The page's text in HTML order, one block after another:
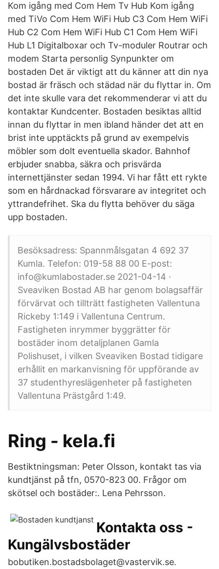
Kom igång med Com Hem Tv Hub Kom igång
med TiVo Com Hem WiFi Hub C3 Com Hem WiFi
Hub C2 Com Hem WiFi Hub C1 Com Hem WiFi
Hub L1 Digitalboxar och Tv-moduler Routrar och
modem Starta personlig Synpunkter om
bostaden Det är viktigt att du känner att din nya
bostad är fräsch och städad när du flyttar in. Om
det inte skulle vara det rekommenderar vi att du
kontaktar Kundcenter. Bostaden besiktas alltid
innan du flyttar in men ibland händer det att en
brist inte upptäckts på grund av exempelvis
möbler som dolt eventuella skador. Bahnhof
erbjuder snabba, säkra och prisvärda
internettjänster sedan 1994. Vi har fått ett rykte
som en hårdnackad försvarare av integritet och
yttrandefrihet. Ska du flytta behöver du säga
upp bostaden.
Besöksadress: Spannmålsgatan 4 692 37
Kumla. Telefon: 019-58 88 00 E-post:
info@kumlabostader.se 2021-04-14 ·
Sveaviken Bostad AB har genom bolagsaffär
förvärvat och tillträtt fastigheten Vallentuna
Rickeby 1:149 i Vallentuna Centrum.
Fastigheten inrymmer byggrätter för
bostäder inom detaljplanen Gamla
Polishuset, i vilken Sveaviken Bostad tidigare
erhållit en markanvisning för uppförande av
37 studenthyreslägenheter på fastigheten
Vallentuna Prästgård 1:49.
Ring - kela.fi
Bestiktningsman: Peter Olsson, kontakt tas via
kundtjänst på tfn, 0570-823 00. Frågor om
skötsel och bostäder:. Lena Pehrsson.
Kontakta oss -
Kungälvsbostäder
bobutiken.bostadsbolaget@vastervik.se.